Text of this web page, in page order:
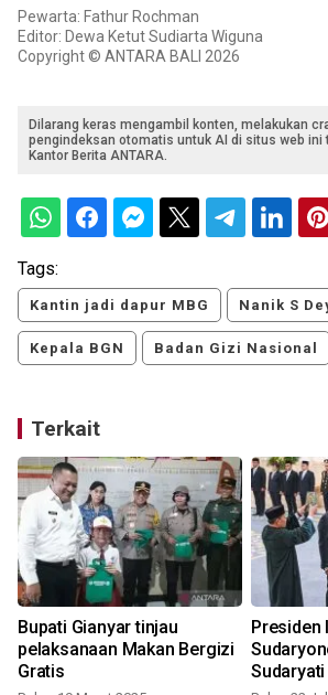
Pewarta: Fathur Rochman
Editor: Dewa Ketut Sudiarta Wiguna
Copyright © ANTARA BALI 2026
Dilarang keras mengambil konten, melakukan
pengindeksan otomatis untuk AI di situs web ini
Kantor Berita ANTARA.
Tags:
Kantin jadi dapur MBG Nanik S
Kepala BGN Badan Gizi Nasional
Terkait
Bupati Gianyar tinjau
pelaksanaan Makan Bergizi
Gratis
Presiden